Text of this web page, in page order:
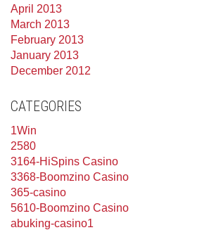
April 2013
March 2013
February 2013
January 2013
December 2012
CATEGORIES
1Win
2580
3164-HiSpins Casino
3368-Boomzino Casino
365-casino
5610-Boomzino Casino
abuking-casino1